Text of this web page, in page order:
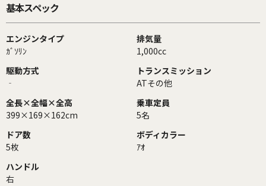
基本スペック
エンジンタイプ
ｶﾞｿﾘﾝ
排気量
1,000cc
駆動方式
‐
トランスミッション
ATその他
全長×全幅×全高
399×169×162cm
乗車定員
5名
ドア数
5枚
ボディカラー
ｱｵ
ハンドル
右